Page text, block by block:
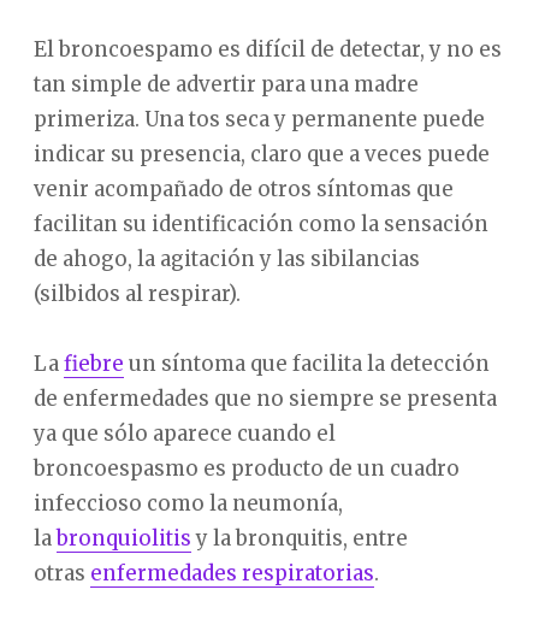
El broncoespamo es difícil de detectar, y no es
tan simple de advertir para una madre
primeriza. Una tos seca y permanente puede
indicar su presencia, claro que a veces puede
venir acompañado de otros síntomas que
facilitan su identificación como la sensación
de ahogo, la agitación y las sibilancias
(silbidos al respirar).
Lafiebre un síntoma que facilita la detección
de enfermedades que no siempre se presenta
ya que sólo aparece cuando el
broncoespasmo es producto de un cuadro
infeccioso como la neumonía,
labronquiolitisy la bronquitis, entre
otras enfermedades respiratorias.